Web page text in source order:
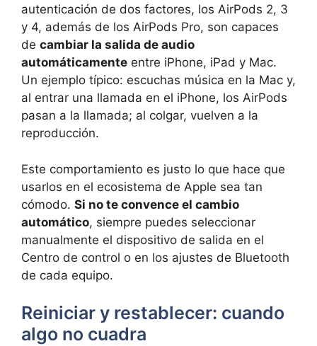
autenticación de dos factores, los AirPods 2, 3
y 4, además de los AirPods Pro, son capaces
de cambiar la salida de audio
automáticamente entre iPhone, iPad y Mac.
Un ejemplo típico: escuchas música en la Mac y,
al entrar una llamada en el iPhone, los AirPods
pasan a la llamada; al colgar, vuelven a la
reproducción.
Este comportamiento es justo lo que hace que
usarlos en el ecosistema de Apple sea tan
cómodo. Si no te convence el cambio
automático, siempre puedes seleccionar
manualmente el dispositivo de salida en el
Centro de control o en los ajustes de Bluetooth
de cada equipo.
Reiniciar y restablecer: cuando
algo no cuadra